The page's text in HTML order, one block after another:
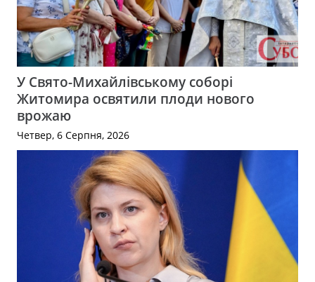
У Свято-Михайлівському соборі
Житомира освятили плоди нового
врожаю
Четвер, 6 Серпня, 2026